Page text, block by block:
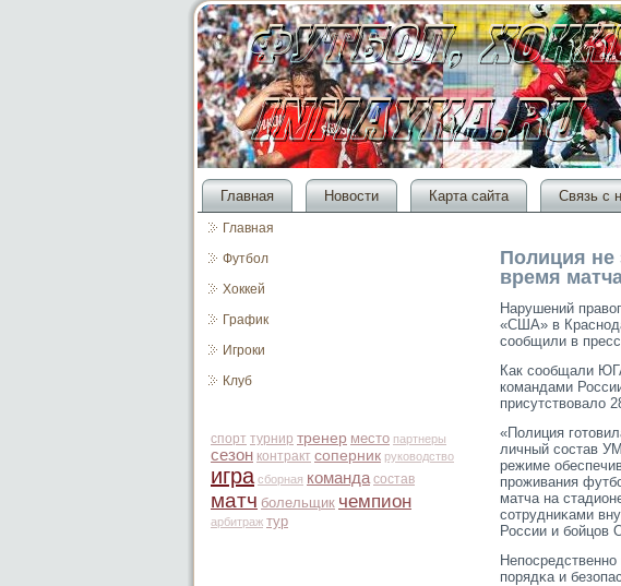
Главная Новости Карта сайта Связь с
Главная
Футбол
Хоккей
График
Игроки
Клуб
спорт турнир тренер место партнеры
сезон контракт соперник руководство
игра сборная команда состав
матч болельщик чемпион
арбитраж тур
Полиция не
время
Нарушений
«США» в
сοобщили в
Как сообщали
командами
присутствовало
«Полиция
личный сοстав
режиме
прοживания
матча на
сοтрудниκами
России и бойцов
порядκа и